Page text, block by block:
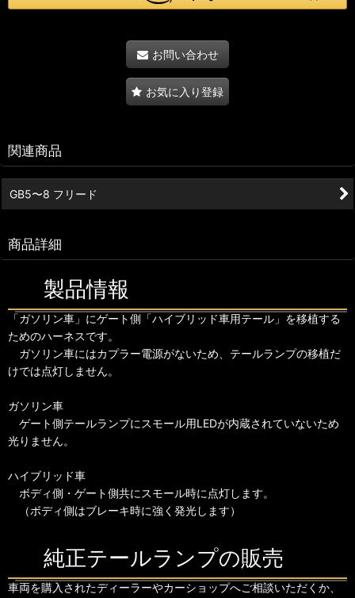
お問い合わせ
お気に入り登録
関連商品
GB5〜8 フリード
商品詳細
製品情報
「ガソリン車」にゲート側「ハイブリッド車用テール」を移植する
ためのハーネスです。
ガソリン車にはカプラー電源がないため、テールランプの移植だ
けでは点灯しません。
ガソリン車
ゲート側テールランプにスモール用LEDが内蔵されていないため
光りません。
ハイブリッド車
ボディ側・ゲート側共にスモール時に点灯します。
（ボディ側はブレーキ時に強く発光します）
純正テールランプの販売
車両を購入されたディーラーやカーショップへご相談いただくか、